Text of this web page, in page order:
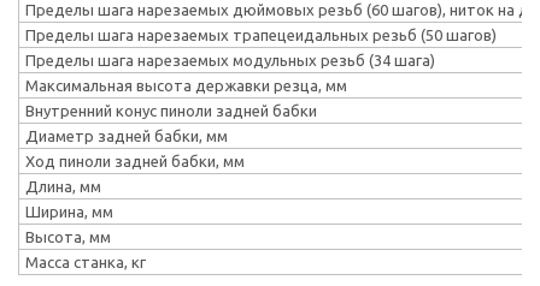
Пределы шага нарезаемых дюймовых резьб (60 шагов), ниток на
Пределы шага нарезаемых трапецеидальных резьб (50 шагов)
Пределы шага нарезаемых модульных резьб (34 шага)
Максимальная высота державки резца, мм
Внутренний конус пиноли задней бабки
Диаметр задней бабки, мм
Ход пиноли задней бабки, мм
Длина, мм
Ширина, мм
Высота, мм
Масса станка, кг